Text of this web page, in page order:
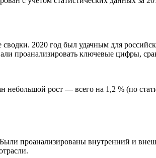
2020 год был удачным для
проанализировать ключевые цифры,
рост — всего на 1,2 % (по
проанализированы внутренний и